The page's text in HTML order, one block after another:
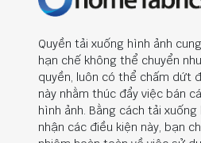
Quyền tải xuống hình ảnh
hạn chế không thể chuyển
quyền, luôn có thể chấm dứt
này nhằm thúc đẩy việc bán
hình ảnh. Bằng cách tải
nhận các điều kiện này, bạn